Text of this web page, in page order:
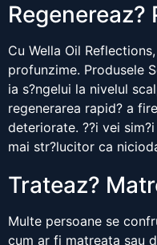
Regenereaz?
Cu Wella Oil
profunzime. Produsele
ia s?ngelui la nivelul
regenerarea rapid? a
deteriorate. ??i vei
mai str?lucitor ca
Trateaz?
Multe persoane se
cum ar fi matreata sau